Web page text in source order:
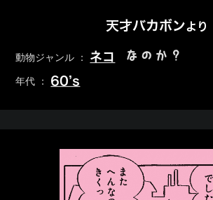
天才バカボンより
動物ジャンル ： ネコ なのか？
年代 ： 60’s